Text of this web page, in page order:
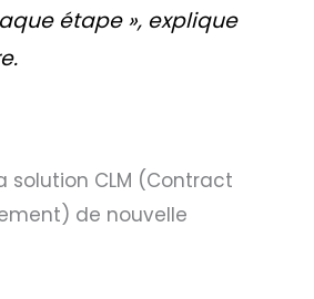
étape», explique
solution CLM (Contract
de nouvelle